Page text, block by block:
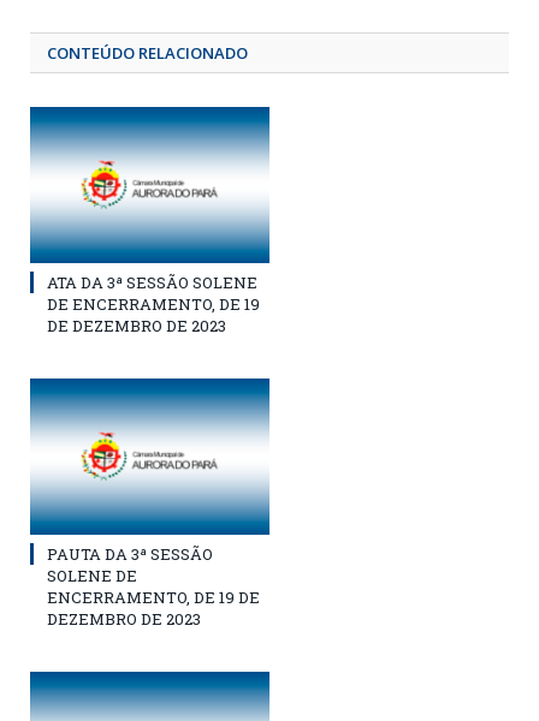
CONTEÚDO RELACIONADO
ATA DA 3ª SESSÃO SOLENE
DE ENCERRAMENTO, DE 19
DE DEZEMBRO DE 2023
PAUTA DA 3ª SESSÃO
SOLENE DE
ENCERRAMENTO, DE 19 DE
DEZEMBRO DE 2023